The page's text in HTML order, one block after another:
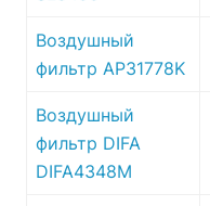
Воздушный
фильтр AP31778K
Воздушный
фильтр DIFA
DIFA4348M